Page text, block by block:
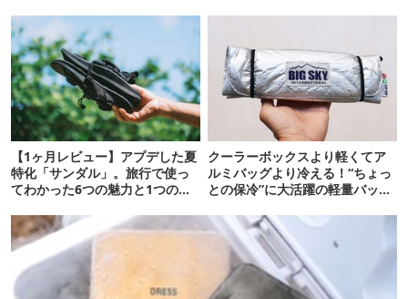
【1ヶ月レビュー】アプデした夏
特化「サンダル」。旅行で使っ
てわかった6つの魅力と1つの注
クーラーボックスより軽くてア
ルミバッグより冷える！“ちょっ
との保冷”に大活躍の軽量バッグ